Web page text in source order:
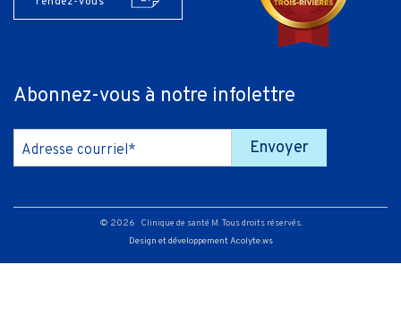
Abonnez-vous à notre infolettre
Adresse courriel* Envoyer
© 2026 Clinique de santé M. Tous droits réservés.
Design et développement Acolyte.ws